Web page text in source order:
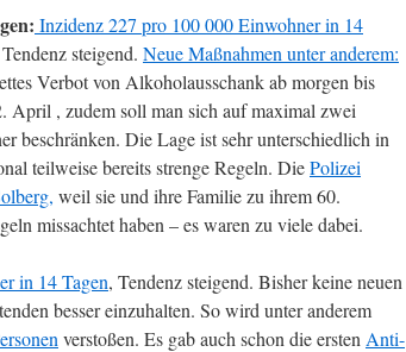
Inzidenz 227 pro 100 000 Einwohner in 14
steigend. Neue Maßnahmen unter anderem:
Verbot von Alkoholausschank ab morgen bis
April , zudem soll man sich auf maximal zwei
beschränken. Die Lage ist sehr unterschiedlich in
teilweise bereits strenge Regeln. DiePolizei
weil sie und ihre Familie zu ihrem 60.
missachtet haben – es waren zu viele dabei.
in 14 Tagen, Tendenz steigend. Bisher keine neuen
besser einzuhalten. So wird unter anderem
verstoßen. Es gab auch schon die ersten Anti-